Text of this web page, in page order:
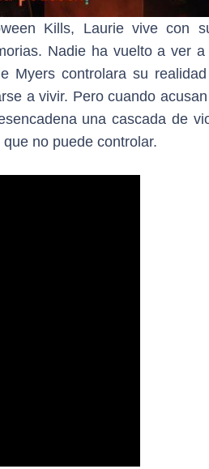
Kills, Laurie vive con
Nadie ha vuelto a ver
Myers controlara su
a vivir. Pero cuando
una cascada de
no puede controlar.